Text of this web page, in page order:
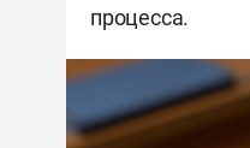
процесса.